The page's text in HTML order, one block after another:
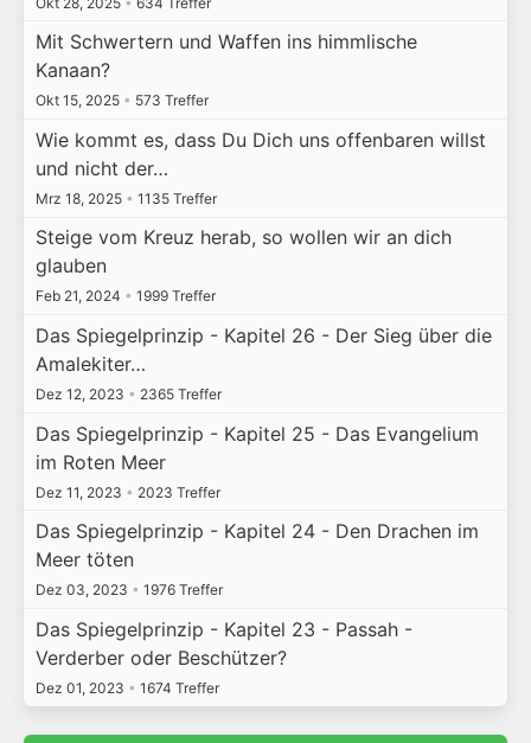
Mit Schwertern und Waffen ins himmlische
Kanaan?
Okt 15, 2025 • 573 Treffer
Wie kommt es, dass Du Dich uns offenbaren willst
und nicht der…
Mrz 18, 2025 • 1135 Treffer
Steige vom Kreuz herab, so wollen wir an dich
glauben
Feb 21, 2024 • 1999 Treffer
Das Spiegelprinzip - Kapitel 26 - Der Sieg über die
Amalekiter…
Dez 12, 2023 • 2365 Treffer
Das Spiegelprinzip - Kapitel 25 - Das Evangelium
im Roten Meer
Dez 11, 2023 • 2023 Treffer
Das Spiegelprinzip - Kapitel 24 - Den Drachen im
Meer töten
Dez 03, 2023 • 1976 Treffer
Das Spiegelprinzip - Kapitel 23 - Passah -
Verderber oder Beschützer?
Dez 01, 2023 • 1674 Treffer